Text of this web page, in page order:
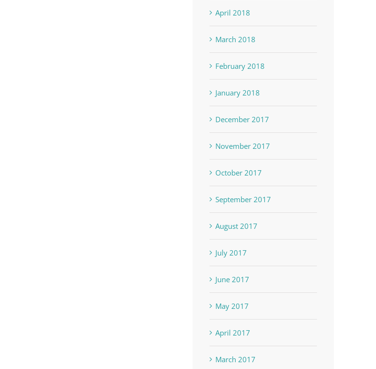
April 2018
March 2018
February 2018
January 2018
December 2017
November 2017
October 2017
September 2017
August 2017
July 2017
June 2017
May 2017
April 2017
March 2017